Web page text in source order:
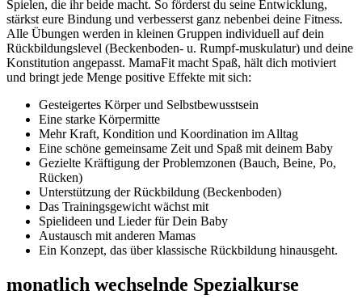
Spielen, die ihr beide macht. So förderst du seine Entwicklung,
stärkst eure Bindung und verbesserst ganz nebenbei deine Fitness.
Alle Übungen werden in kleinen Gruppen individuell auf dein
Rückbildungslevel (Beckenboden- u. Rumpf-muskulatur) und deine
Konstitution angepasst. MamaFit macht Spaß, hält dich motiviert
und bringt jede Menge positive Effekte mit sich:
Gesteigertes Körper und Selbstbewusstsein
Eine starke Körpermitte
Mehr Kraft, Kondition und Koordination im Alltag
Eine schöne gemeinsame Zeit und Spaß mit deinem Baby
Gezielte Kräftigung der Problemzonen (Bauch, Beine, Po,
Rücken)
Unterstützung der Rückbildung (Beckenboden)
Das Trainingsgewicht wächst mit
Spielideen und Lieder für Dein Baby
Austausch mit anderen Mamas
Ein Konzept, das über klassische Rückbildung hinausgeht.
monatlich wechselnde Spezialkurse